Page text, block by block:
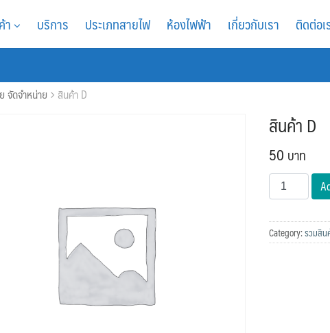
า บริการ ประเภทสายไฟ ห้องไฟฟ้า เกี่ยวกับเรา ติดต่อเ
จัดจำหน่าย สินค้า D
สินค้า D
50
สินค้า
D
Category:รวมสิ